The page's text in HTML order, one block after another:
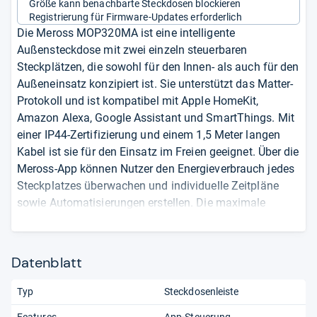
Größe kann benachbarte Steckdosen blockieren
Registrierung für Firmware-Updates erforderlich
Die Meross MOP320MA ist eine intelligente
Außensteckdose mit zwei einzeln steuerbaren
Steckplätzen, die sowohl für den Innen- als auch für den
Außeneinsatz konzipiert ist. Sie unterstützt das Matter-
Protokoll und ist kompatibel mit Apple HomeKit,
Amazon Alexa, Google Assistant und SmartThings. Mit
einer IP44-Zertifizierung und einem 1,5 Meter langen
Kabel ist sie für den Einsatz im Freien geeignet. Über die
Meross-App können Nutzer den Energieverbrauch jedes
Steckplatzes überwachen und individuelle Zeitpläne
sowie Automatisierungen erstellen. Die maximale
Unterstützung des Matter-Protokolls
Energieverbrauchsmessung pro Steckplatz
Datenblatt
Typ Steckdosenleiste